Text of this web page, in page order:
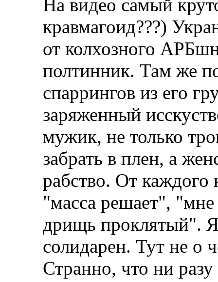
На видео самый
кравмагоид???)
от колхозного
полтинник. Там же
спаррингов из его
заряженный
мужик, не только
забрать в плен, а
рабство. От
"масса решает", "мне
дрищь проклятый".
солидарен. Тут не о
Странно, что ни